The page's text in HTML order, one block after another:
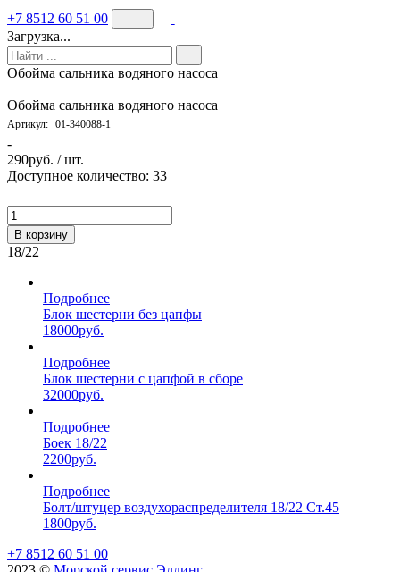
+7 8512 60 51 00
Загрузка...
Обойма сальника водяного насоса
Обойма сальника водяного насоса
Артикул: 01-340088-1
-
290руб. / шт.
Доступное количество: 33
В корзину
18/22
Подробнее
Блок шестерни без цапфы
18000руб.
Подробнее
Блок шестерни с цапфой в сборе
32000руб.
Подробнее
Боек 18/22
2200руб.
Подробнее
Болт/штуцер воздухораспределителя 18/22 Ст.45
1800руб.
+7 8512 60 51 00